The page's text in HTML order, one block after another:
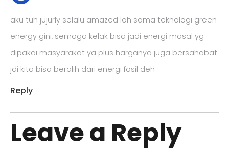
aku tuh jujurly selalu amazed loh sama teknologi green
energy gini, semoga kelak bisa jadi energi masal yg
dipakai masyarakat ya plus harganya juga bersahabat
jdi kita bisa beralih dari energi fosil deh
Reply
Leave a Reply